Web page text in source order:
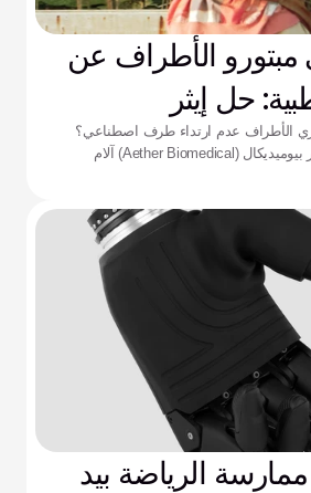
مبتورو الأطراف عن
حل إيثر
الأطراف عدم ارتداء طرف اصطناعي؟
اكتشف كيف تعالج إيثر بيوميديكال (Aether Biomedical) آلام
الرياضة بيد